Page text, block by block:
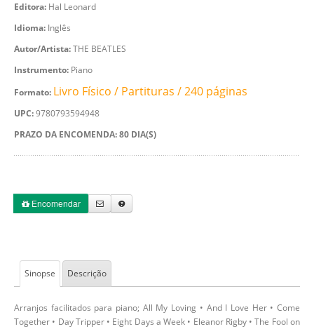
Editora: Hal Leonard
Idioma: Inglês
Autor/Artista:THE BEATLES
Instrumento: Piano
Formato: Livro Físico / Partituras / 240 páginas
UPC:9780793594948
PRAZO DA ENCOMENDA: 80 DIA(S)
Encomendar
Sinopse Descrição
Arranjos facilitados para piano; All My Loving • And I Love Her • Come
Together • Day Tripper • Eight Days a Week • Eleanor Rigby • The Fool on